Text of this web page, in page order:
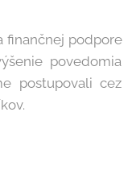
finančnej podpore
povedomia
postupovali cez